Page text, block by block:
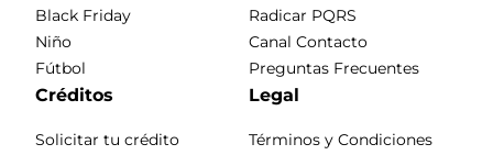
Black Friday
Niño
Fútbol
Radicar PQRS
Canal Contacto
Preguntas Frecuentes
Créditos
Solicitar tu crédito
Legal
Términos y Condiciones